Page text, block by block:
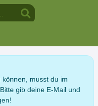
musst du im
gib deine E-Mail und